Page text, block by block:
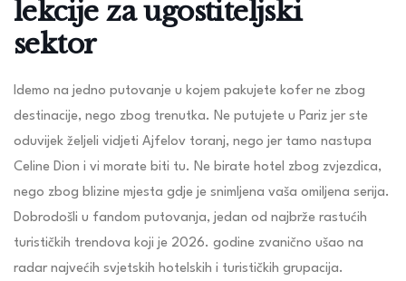
lekcije za ugostiteljski
sektor
Idemo na jedno putovanje u kojem pakujete kofer ne zbog
destinacije, nego zbog trenutka. Ne putujete u Pariz jer ste
oduvijek željeli vidjeti Ajfelov toranj, nego jer tamo nastupa
Celine Dion i vi morate biti tu. Ne birate hotel zbog zvjezdica,
nego zbog blizine mjesta gdje je snimljena vaša omiljena serija.
Dobrodošli u fandom putovanja, jedan od najbrže rastućih
turističkih trendova koji je 2026. godine zvanično ušao na
radar najvećih svjetskih hotelskih i turističkih grupacija.